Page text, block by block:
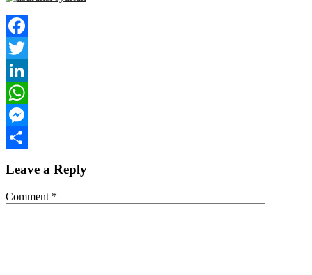
Facebook
Twitter
LinkedIn
WhatsApp
Messenger
Leave a Reply
Comment *